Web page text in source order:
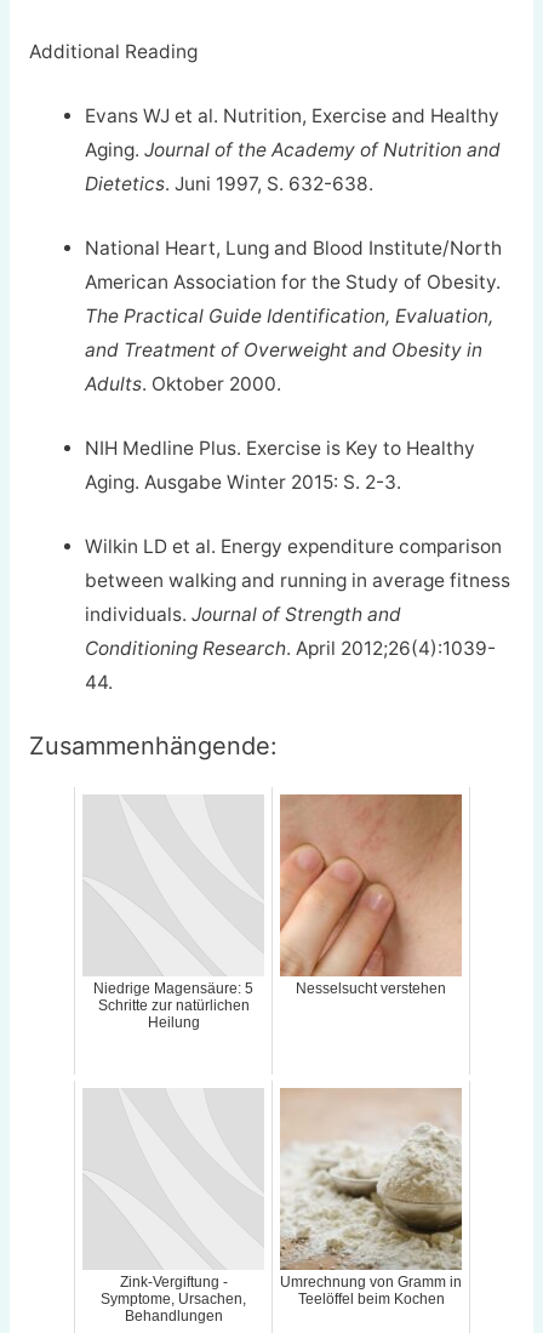
Additional Reading
Evans WJ et al. Nutrition, Exercise and Healthy
Aging.Journal of the Academy of Nutrition and
Dietetics. Juni 1997, S. 632-638.
National Heart, Lung and Blood Institute/North
American Association for the Study of Obesity.
The Practical Guide Identification, Evaluation,
and Treatment of Overweight and Obesity in
Adults. Oktober 2000.
NIH Medline Plus. Exercise is Key to Healthy
Aging. Ausgabe Winter 2015: S. 2-3.
Wilkin LD et al. Energy expenditure comparison
between walking and running in average fitness
individuals.Journal of Strength and
Conditioning Research. April 2012;26(4):1039-
44.
Zusammenhängende:
Niedrige Magensäure: 5
Schritte zur natürlichen
Heilung
Nesselsucht verstehen
Zink-Vergiftung -
Symptome, Ursachen,
Behandlungen
Umrechnung von Gramm in
Teelöffel beim Kochen